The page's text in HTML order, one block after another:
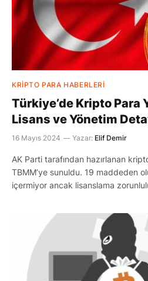
KRIPTO PARA HABERLERI
Türkiye’de Kripto Para
Lisans ve Yönetim
16 Mayıs 2024 Yazar: Elif Demir
AK Parti tarafından hazırlanan
TBMM’ye sunuldu. 19 maddeden
içermiyor ancak lisanslama